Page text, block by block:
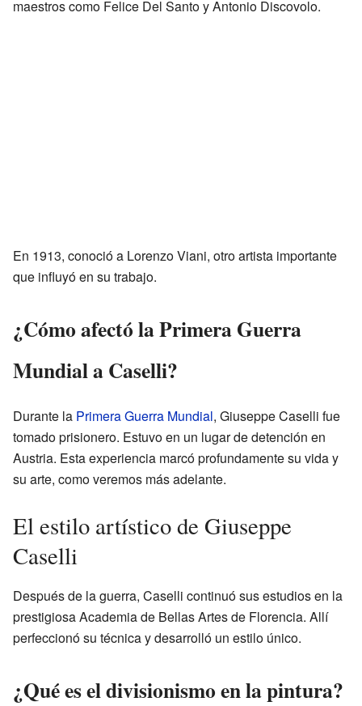
maestros como Felice Del Santo y Antonio Discovolo.
En 1913, conoció a Lorenzo Viani, otro artista importante
que influyó en su trabajo.
¿Cómo afectó la Primera Guerra
Mundial a Caselli?
Durante la Primera Guerra Mundial, Giuseppe Caselli fue
tomado prisionero. Estuvo en un lugar de detención en
Austria. Esta experiencia marcó profundamente su vida y
su arte, como veremos más adelante.
El estilo artístico de Giuseppe
Caselli
Después de la guerra, Caselli continuó sus estudios en la
prestigiosa Academia de Bellas Artes de Florencia. Allí
perfeccionó su técnica y desarrolló un estilo único.
¿Qué es el divisionismo en la pintura?